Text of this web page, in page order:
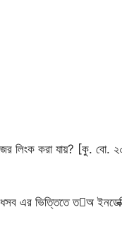
লিংক করা যায়? [কু. বো.
এর ভিত্তিতে তঅ